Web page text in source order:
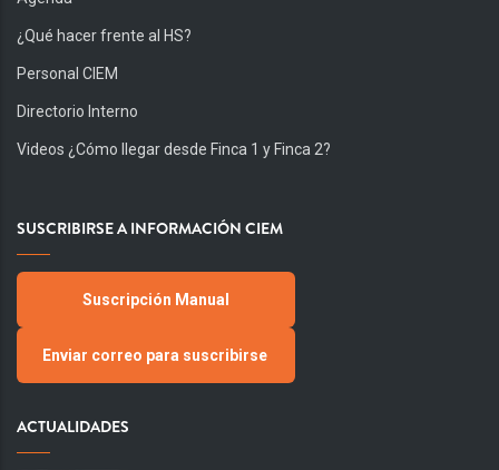
¿Qué hacer frente al HS?
Personal CIEM
Directorio Interno
Videos ¿Cómo llegar desde Finca 1 y Finca 2?
SUSCRIBIRSE A INFORMACIÓN CIEM
Suscripción Manual
Enviar correo para suscribirse
ACTUALIDADES